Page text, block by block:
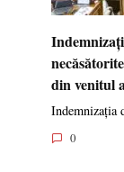
din venitul
Indemnizația
0